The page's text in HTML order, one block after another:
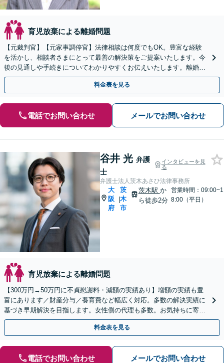
育児放棄による離婚問題
【元裁判官】【元家事調停官】法律相談は何度でもOK。豊富な経験
を活かし、相談者さまにとって最善の解決策をご提案いたします。今
後の見通しや手続きについてわかりやすくお伝えいたします。離婚を
検討段階からもお気軽にご相談ください【淀屋橋駅8分】
料金表を見る
電話でお問い合わせ メールでお問い合わせ
谷井 光 弁護
士
インタビューを見
る
弁護士法人茨木あさひ法律事務所
大
阪
府
|
茨
木
市
茨木駅 か
ら徒歩2分
営業時間：09:00~1
8:00（平日）
育児放棄による離婚問題
【300万円→50万円に不貞慰謝料・減額の実績あり】増額の実績も豊
富にあります／財産分与／養育費など幅広く対応。多数の解決実績に
基づき早期解決を目指します。女性側の代理も多数。お気持ちに寄り
添い丁寧に対応します【完全個室でプライバシー配慮】
料金表を見る
電話でお問い合わせ メールでお問い合わせ